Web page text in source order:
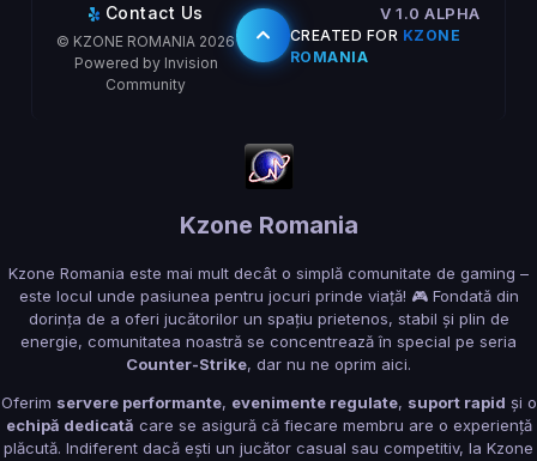
Contact Us
© KZONE ROMANIA 2026
Powered by Invision
Community
V 1.0 ALPHA
CREATED FOR KZONE
ROMANIA
Kzone Romania
Kzone Romania este mai mult decât o simplă comunitate de gaming –
este locul unde pasiunea pentru jocuri prinde viață! 🎮 Fondată din
dorința de a oferi jucătorilor un spațiu prietenos, stabil și plin de
energie, comunitatea noastră se concentrează în special pe seria
Counter-Strike, dar nu ne oprim aici.
Oferim servere performante, evenimente regulate, suport rapid și o
echipă dedicată care se asigură că fiecare membru are o experiență
plăcută. Indiferent dacă ești un jucător casual sau competitiv, la Kzone